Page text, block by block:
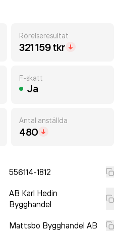
Rörelseresultat
321 159 tkr
F-skatt
Ja
Antal anställda
480
556114-1812
AB Karl Hedin
Bygghandel
Mattsbo Bygghandel AB